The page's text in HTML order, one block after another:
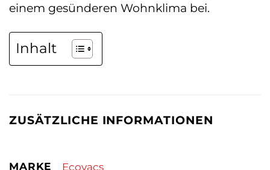
einem gesünderen Wohnklima bei.
Inhalt
ZUSÄTZLICHE INFORMATIONEN
MARKE Ecovacs